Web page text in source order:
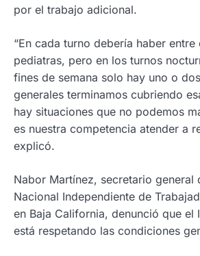
por el trabajo adicional.
“En cada turno debería haber
pediatras, pero en los turnos
fines de semana solo hay uno o
generales terminamos cubriendo
hay situaciones que no podemos
es nuestra competencia atender a
explicó.
Nabor Martínez, secretario general
Nacional Independiente de
en Baja California, denunció que el
está respetando las condiciones